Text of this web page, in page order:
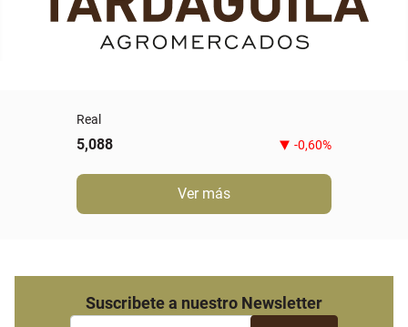
Real
5,088 -0,60%
Ver más
Suscribete a nuestro Newsletter